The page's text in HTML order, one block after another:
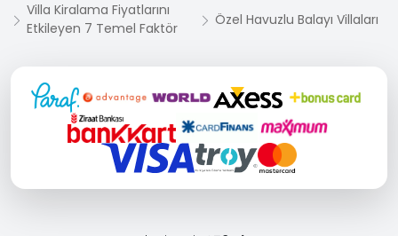
Villa Kiralama Fiyatlarını
Etkileyen 7 Temel Faktör
Özel Havuzlu Balayı Villaları